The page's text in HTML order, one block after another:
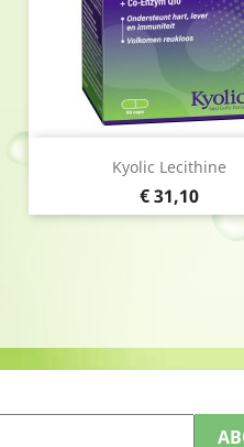
Kyolic Lecithine
Prijs
€ 31,10
Snel bekijken